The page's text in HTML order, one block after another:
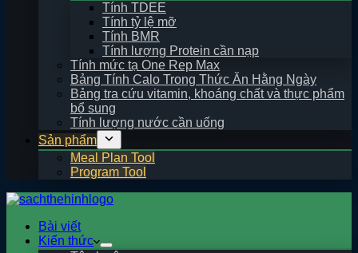
Tính TDEE
Tính tỷ lệ mỡ
Tính BMR
Tính lượng Protein cần nạp
Tính mức tạ One Rep Max
Bảng Tính Calo Trong Thức Ăn Hằng Ngày
Bảng tra cứu vitamin, khoáng chất và thực phẩm
bổ sung
Tính lượng nước cần uống
Sản phẩm
Meal Plan Tool
Program Tool
Bài viết
Kiến thức